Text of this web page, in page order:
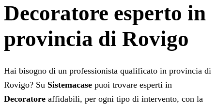
Decoratore esperto in
provincia di Rovigo
Hai bisogno di un professionista qualificato in provincia di
Rovigo? Su Sistemacase puoi trovare esperti in
Decoratore affidabili, per ogni tipo di intervento, con la